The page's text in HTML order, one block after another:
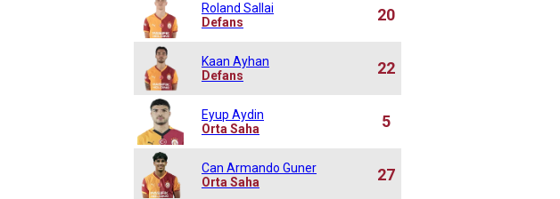
Roland Sallai
Defans
20
Kaan Ayhan
Defans
22
Eyup Aydin
Orta Saha
5
Can Armando Guner
Orta Saha
27